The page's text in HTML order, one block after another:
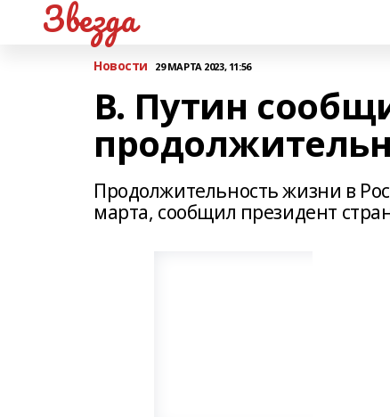
Звезда
Новости 29 МАРТА 2023, 11:56
В. Путин
Продолжительность жизни в
марта, сообщил президент